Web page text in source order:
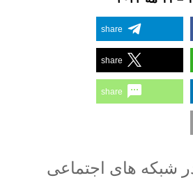
share
share
share
شبکه های اجتماعی